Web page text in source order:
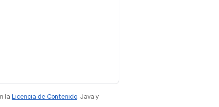
la Licencia de Contenido. Java y